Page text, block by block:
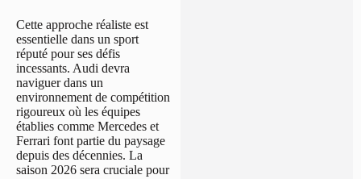
Cette approche réaliste est
essentielle dans un sport
réputé pour ses défis
incessants. Audi devra
naviguer dans un
environnement de compétition
rigoureux où les équipes
établies comme Mercedes et
Ferrari font partie du paysage
depuis des décennies. La
saison 2026 sera cruciale pour